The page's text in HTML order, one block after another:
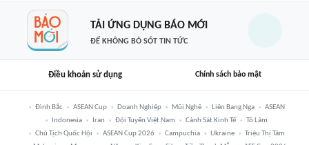
TẢI ỨNG DỤNG BÁO MỚI
ĐỂ KHÔNG BỎ SÓT TIN TỨC
Điều khoản sử dụng Chính sách bảo mật
Đình Bắc ASEAN Cup Doanh Nghiệp Mũi Nghê Liên Bang Nga
ASEAN
Indonesia
Iran Đội Tuyển Việt Nam Cảnh Sát Kinh Tế
Tô Lâm
Chủ Tịch Quốc Hội
ASEAN Cup 2026 Campuchia Ukraine
Triệu Thị Tâm